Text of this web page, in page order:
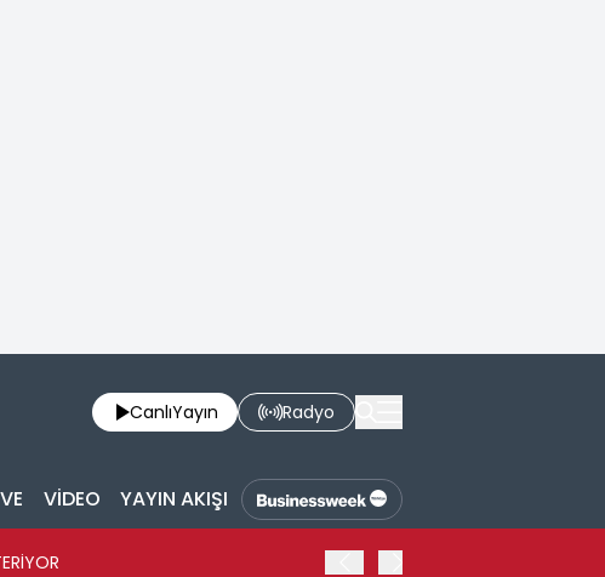
CanlıYayın Radyo
VİDEO YAYIN AKIŞI